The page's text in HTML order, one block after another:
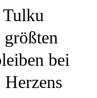
bei